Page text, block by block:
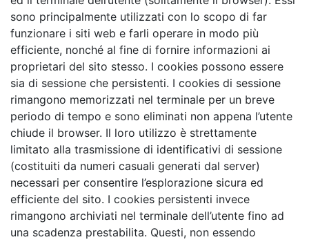
sono principalmente utilizzati con lo scopo di far
funzionare i siti web e farli operare in modo più
efficiente, nonché al fine di fornire informazioni ai
proprietari del sito stesso. I cookies possono essere
sia di sessione che persistenti. I cookies di sessione
rimangono memorizzati nel terminale per un breve
periodo di tempo e sono eliminati non appena l’utente
chiude il browser. Il loro utilizzo è strettamente
limitato alla trasmissione di identificativi di sessione
(costituiti da numeri casuali generati dal server)
necessari per consentire l’esplorazione sicura ed
efficiente del sito. I cookies persistenti invece
rimangono archiviati nel terminale dell’utente fino ad
una scadenza prestabilita. Questi, non essendo